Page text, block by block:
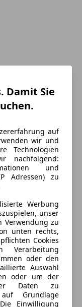
Damit Sie
auf
wir und
Technologien
nachfolgend:
und
Adressen) zu
Werbung
unser
Verwendung zu
unten rechts,
Cookies
oder den
Auswahl
oder um der
Daten zu
Grundlage
Einwilligung